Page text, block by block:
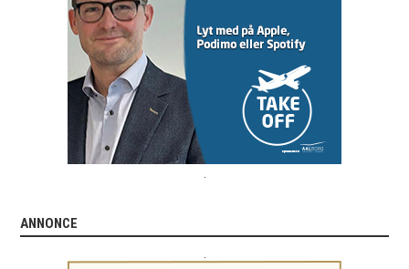
ANNONCE